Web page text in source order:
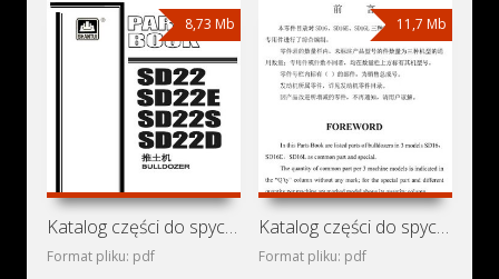
8,73 Mb
Katalog części do spycharek Shantui SD22, SD22E, SD22S,
Format pliku: pdf
11,7 Mb
Katalog części do spycharek Shantui SD16, SD16E, SD16L
Format pliku: pdf